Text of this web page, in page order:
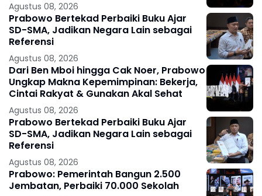
Agustus 08, 2026
Prabowo Bertekad Perbaiki Buku Ajar
SD-SMA, Jadikan Negara Lain sebagai
Referensi
Agustus 08, 2026
Dari Ben Mboi hingga Cak Noer, Prabowo
Ungkap Makna Kepemimpinan: Bekerja,
Cintai Rakyat & Gunakan Akal Sehat
Agustus 08, 2026
Prabowo Bertekad Perbaiki Buku Ajar
SD-SMA, Jadikan Negara Lain sebagai
Referensi
Agustus 08, 2026
Prabowo: Pemerintah Bangun 2.500
Jembatan, Perbaiki 70.000 Sekolah